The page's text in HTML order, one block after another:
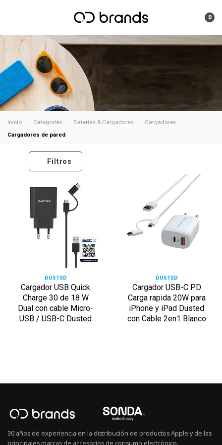
0
Inicio Categorías Baterias & Cargadores
Cargadores
Cargadores de pared
Filtros
DUSTED
Cargador USB Quick
Charge 30 de 18 W
Dual con cable Micro-
USB / USB-C Dusted
DUSTED
Cargador USB-C PD
Carga rapida 20W para
iPhone y iPad Dusted
con Cable 2en1 Blanco
30 años de experiencia en la distribución de productos Apple y de las
principales marcas de accesorios de consumo electrónico.